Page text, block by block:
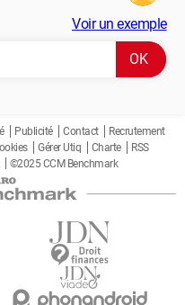
Voir un exemple
Publicité Contact
Recrutement
Gérer Utiq Charte
RSS
©2025 CCM Benchmark